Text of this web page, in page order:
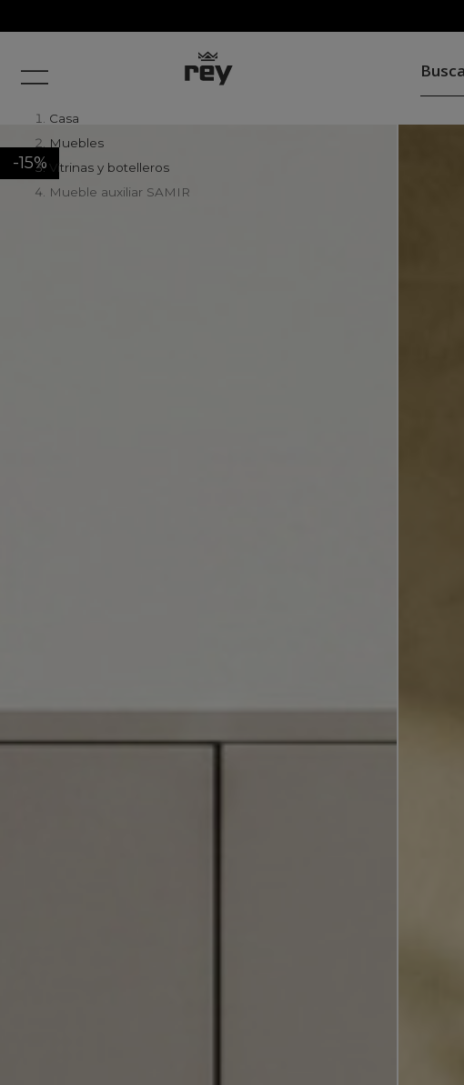
Casa
Muebles
Vitrinas y botelleros
Mueble auxiliar SAMIR
-15%